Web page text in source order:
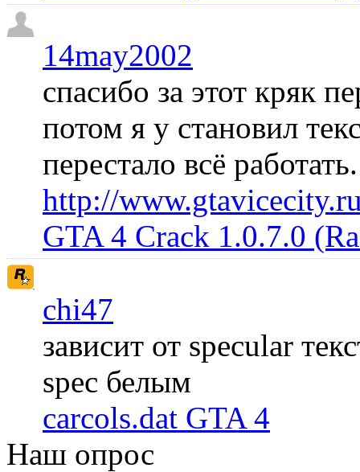
14may2002
спасибо за этот кряк
потом я у становил
перестало всё
http://
GTA 4 Crack 1.0.7.0
chi47
зависит от specular
spec белым
carcols.dat GTA 4
Наш опрос